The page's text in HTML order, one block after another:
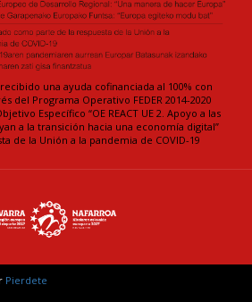
una ayuda cofinanciada al 100% con
del Programa Operativo FEDER 2014-2020
Específico “OE REACT UE 2. Apoyo a las
a la transición hacia una economía digital”
de la Unión a la pandemia de COVID-19
Pierdete